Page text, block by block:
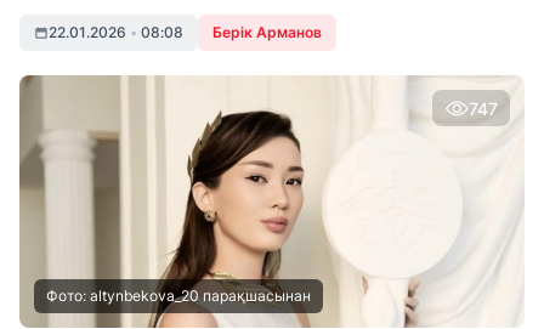
22.01.2026 • 08:08 Берік Арманов
747
Фото: altynbekova_20 парақшасынан